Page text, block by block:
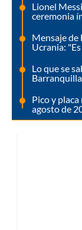
Lionel
ceremonia
Mensaje de
Ucrania:
Lo que se
Pico y
agosto de